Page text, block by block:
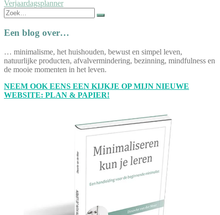
navigatie
Verjaardagsplanner
Zoek
naar:
Een blog over…
… minimalisme, het huishouden, bewust en simpel leven,
natuurlijke producten, afvalvermindering, bezinning, mindfulness en
de mooie momenten in het leven.
NEEM OOK EENS EEN KIJKJE OP MIJN NIEUWE
WEBSITE: PLAN & PAPIER!